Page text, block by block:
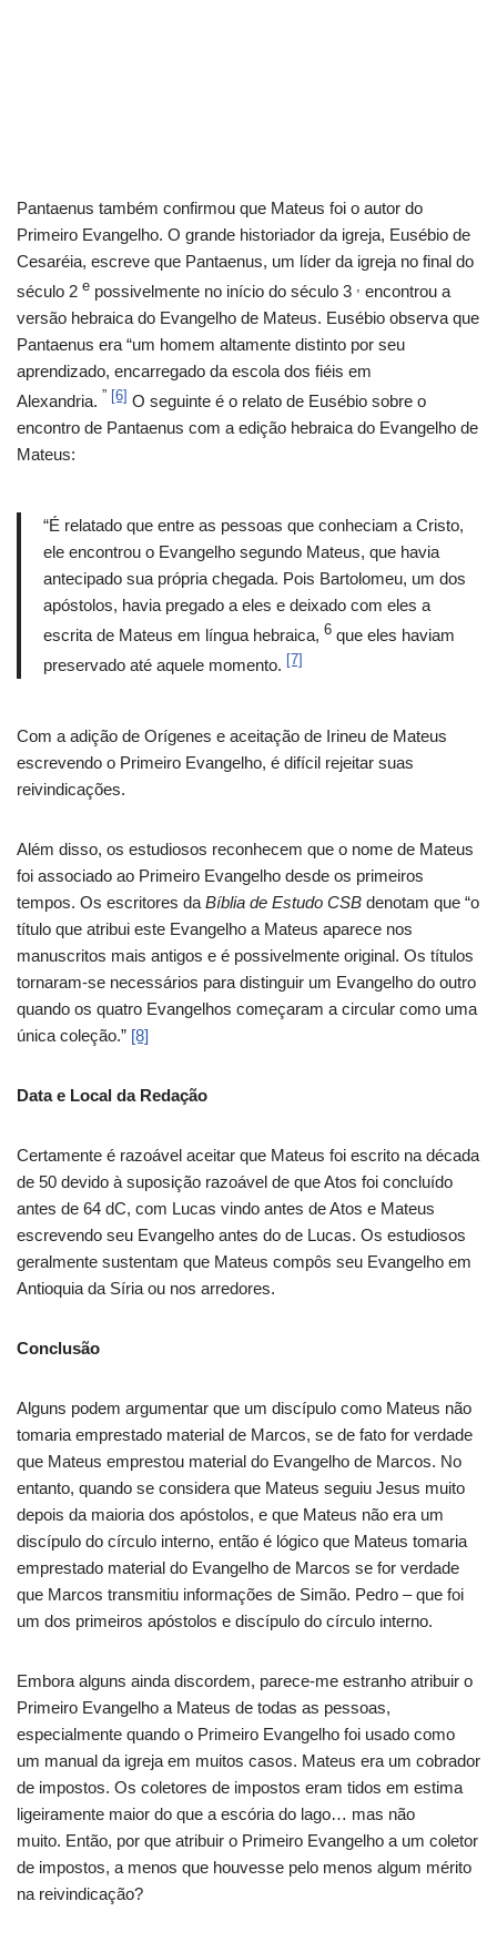
Pantaenus também confirmou que Mateus foi o autor do
Primeiro Evangelho. O grande historiador da igreja, Eusébio de
Cesaréia, escreve que Pantaenus, um líder da igreja no final do
século 2 e possivelmente no início do século 3 , encontrou a
versão hebraica do Evangelho de Mateus. Eusébio observa que
Pantaenus era “um homem altamente distinto por seu
aprendizado, encarregado da escola dos fiéis em
Alexandria. ” [6] O seguinte é o relato de Eusébio sobre o
encontro de Pantaenus com a edição hebraica do Evangelho de
Mateus:
“É relatado que entre as pessoas que conheciam a Cristo,
ele encontrou o Evangelho segundo Mateus, que havia
antecipado sua própria chegada. Pois Bartolomeu, um dos
apóstolos, havia pregado a eles e deixado com eles a
escrita de Mateus em língua hebraica, 6 que eles haviam
preservado até aquele momento.
[7]
Com a adição de Orígenes e aceitação de Irineu de Mateus
escrevendo o Primeiro Evangelho, é difícil rejeitar suas
reivindicações.
Além disso, os estudiosos reconhecem que o nome de Mateus
foi associado ao Primeiro Evangelho desde os primeiros
tempos. Os escritores da Bíblia de Estudo CSB denotam que “o
título que atribui este Evangelho a Mateus aparece nos
manuscritos mais antigos e é possivelmente original. Os títulos
tornaram-se necessários para distinguir um Evangelho do outro
quando os quatro Evangelhos começaram a circular como uma
única coleção.” [8]
Data e Local da Redação
Certamente é razoável aceitar que Mateus foi escrito na década
de 50 devido à suposição razoável de que Atos foi concluído
antes de 64 dC, com Lucas vindo antes de Atos e Mateus
escrevendo seu Evangelho antes do de Lucas. Os estudiosos
geralmente sustentam que Mateus compôs seu Evangelho em
Antioquia da Síria ou nos arredores.
Conclusão
Alguns podem argumentar que um discípulo como Mateus não
tomaria emprestado material de Marcos, se de fato for verdade
que Mateus emprestou material do Evangelho de Marcos. No
entanto, quando se considera que Mateus seguiu Jesus muito
depois da maioria dos apóstolos, e que Mateus não era um
discípulo do círculo interno, então é lógico que Mateus tomaria
emprestado material do Evangelho de Marcos se for verdade
que Marcos transmitiu informações de Simão. Pedro – que foi
um dos primeiros apóstolos e discípulo do círculo interno.
Embora alguns ainda discordem, parece-me estranho atribuir o
Primeiro Evangelho a Mateus de todas as pessoas,
especialmente quando o Primeiro Evangelho foi usado como
um manual da igreja em muitos casos. Mateus era um cobrador
de impostos. Os coletores de impostos eram tidos em estima
ligeiramente maior do que a escória do lago… mas não
muito. Então, por que atribuir o Primeiro Evangelho a um coletor
de impostos, a menos que houvesse pelo menos algum mérito
na reivindicação?